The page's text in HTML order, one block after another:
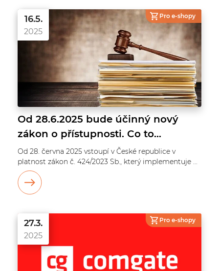
16.5.
2025
Pro e-shopy
Od 28.6.2025 bude účinný nový
zákon o přístupnosti. Co to
znamená pro e-shopy?
Od 28. června 2025 vstoupí v České republice v
platnost zákon č. 424/2023 Sb., který implementuje ...
27.3.
2025
Pro e-shopy